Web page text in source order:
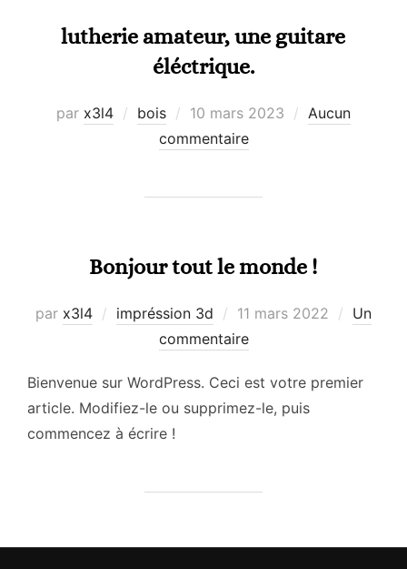
lutherie amateur, une guitare
éléctrique.
par x3l4 bois
Publié
le
10 mars 2023
Aucun
commentaire
Bonjour tout le monde !
par x3l4 impréssion 3d
Publié
le
11 mars 2022
Un
commentaire
Bienvenue sur WordPress. Ceci est votre premier
article. Modifiez-le ou supprimez-le, puis
commencez à écrire !